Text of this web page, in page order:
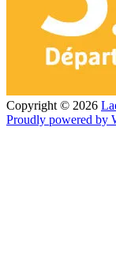
Copyright © 2026
Proudly powered by